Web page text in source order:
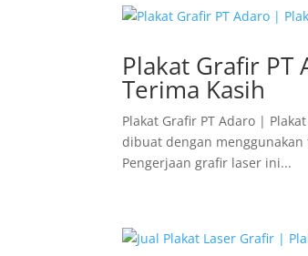
Plakat Grafir
Terima Kasih
Plakat Grafir PT Adaro |
dibuat dengan
Pengerjaan grafir laser ini...